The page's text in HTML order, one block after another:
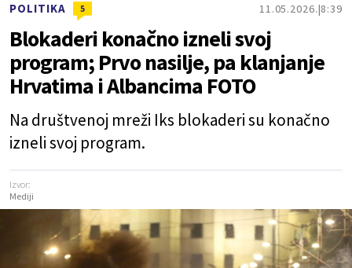
POLITIKA 5 11.05.2026. 8:39
Blokaderi konačno izneli svoj
program; Prvo nasilje, pa klanjanje
Hrvatima i Albancima FOTO
Na društvenoj mreži Iks blokaderi su konačno
izneli svoj program.
Izvor:
Mediji